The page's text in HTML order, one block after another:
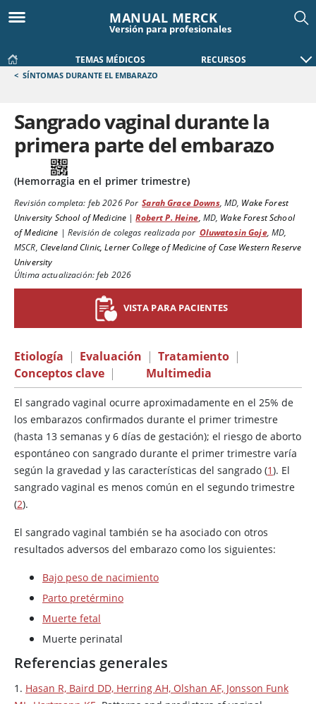
MANUAL MERCK
Versión para profesionales
TEMAS MÉDICOS RECURSOS
< SÍNTOMAS DURANTE EL EMBARAZO
Sangrado vaginal durante la
primera parte del embarazo
(Hemorragia en el primer trimestre)
Revisión completa: feb 2026Por Sarah Grace Downs, MD, Wake Forest
University School of Medicine |Robert P. Heine, MD, Wake Forest School
of Medicine | Revisión de colegas realizada por Oluwatosin Goje, MD,
MSCR, Cleveland Clinic, Lerner College of Medicine of Case Western Reserve
University
Última actualización: feb 2026
VISTA PARA PACIENTES
Etiología | Evaluación | Tratamiento |
Conceptos clave | Multimedia
El sangrado vaginal ocurre aproximadamente en el 25% de
los embarazos confirmados durante el primer trimestre
(hasta 13 semanas y 6 días de gestación); el riesgo de aborto
espontáneo con sangrado durante el primer trimestre varía
según la gravedad y las características del sangrado (1). El
sangrado vaginal es menos común en el segundo trimestre
(2).
El sangrado vaginal también se ha asociado con otros
resultados adversos del embarazo como los siguientes:
Bajo peso de nacimiento
Parto pretérmino
Muerte fetal
Muerte perinatal
Referencias generales
1. Hasan R, Baird DD, Herring AH, Olshan AF, Jonsson Funk